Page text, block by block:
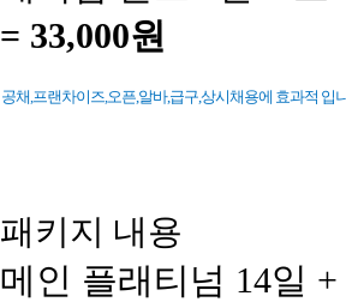
= 33,000원
공채,프랜차이즈,오픈,알바,급구,상시채용에 효과적 입
패키지 내용
메인 플래티넘 14일